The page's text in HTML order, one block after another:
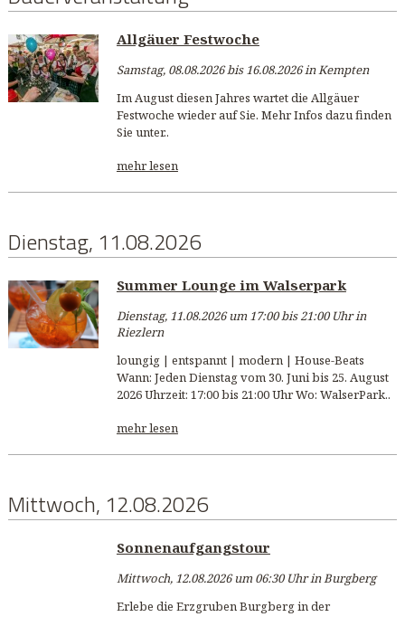
Allgäuer Festwoche
Samstag, 08.08.2026 bis 16.08.2026 in Kempten
Im August diesen Jahres wartet die Allgäuer
Festwoche wieder auf Sie. Mehr Infos dazu finden
Sie unter..
mehr lesen
Dienstag, 11.08.2026
Summer Lounge im Walserpark
Dienstag, 11.08.2026 um 17:00 bis 21:00 Uhr in
Riezlern
loungig | entspannt | modern | House-Beats
Wann: Jeden Dienstag vom 30. Juni bis 25. August
2026 Uhrzeit: 17:00 bis 21:00 Uhr Wo: WalserPark..
mehr lesen
Mittwoch, 12.08.2026
Sonnenaufgangstour
Mittwoch, 12.08.2026 um 06:30 Uhr in Burgberg
Erlebe die Erzgruben Burgberg in der